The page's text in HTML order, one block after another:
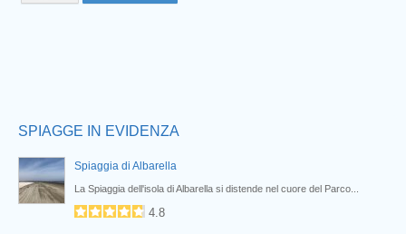
SPIAGGE IN EVIDENZA
Spiaggia di Albarella
La Spiaggia dell'isola di Albarella si distende nel cuore del Parco...
4.8